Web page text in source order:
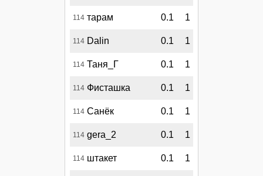
114 тарам 0.1 1
114 Dalin 0.1 1
114 Таня_Г 0.1 1
114 Фисташка 0.1 1
114 Санёк 0.1 1
114 gera_2 0.1 1
114 штакет 0.1 1